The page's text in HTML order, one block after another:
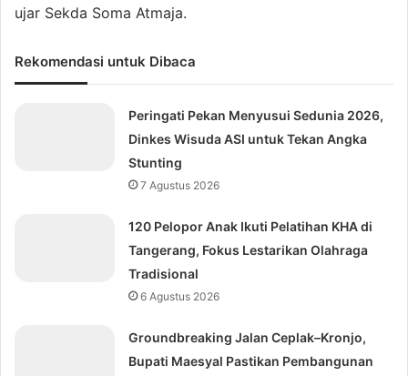
ujar Sekda Soma Atmaja.
Rekomendasi untuk Dibaca
Peringati Pekan Menyusui Sedunia 2026,
Dinkes Wisuda ASI untuk Tekan Angka
Stunting
7 Agustus 2026
120 Pelopor Anak Ikuti Pelatihan KHA di
Tangerang, Fokus Lestarikan Olahraga
Tradisional
6 Agustus 2026
Groundbreaking Jalan Ceplak–Kronjo,
Bupati Maesyal Pastikan Pembangunan